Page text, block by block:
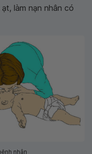
làm nạn nhân có
nhân